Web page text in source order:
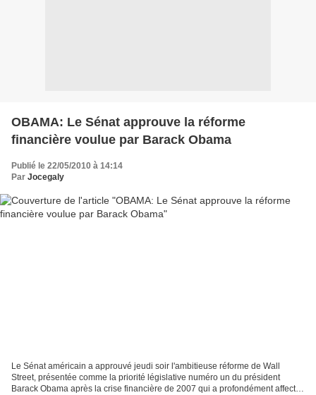
OBAMA: Le Sénat approuve la réforme
financière voulue par Barack Obama
Publié le 22/05/2010 à 14:14
Par Jocegaly
Le Sénat américain a approuvé jeudi soir l'ambitieuse réforme de Wall
Street, présentée comme la priorité législative numéro un du président
Barack Obama après la crise financière de 2007 qui a profondément affecté